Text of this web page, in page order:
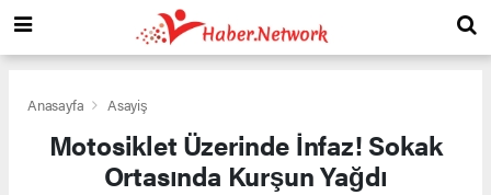
Anasayfa Asayiş
Motosiklet Üzerinde İnfaz! Sokak
Ortasında Kurşun Yağdı